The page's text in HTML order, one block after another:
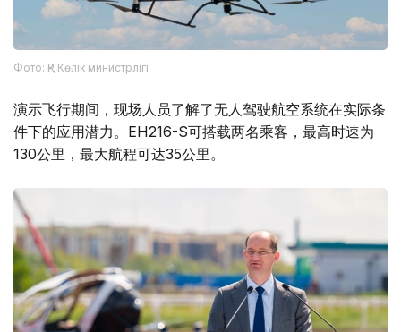
Фото: ҚР Көлік министрлігі
演示飞行期间，现场人员了解了无人驾驶航空系统在实际条
件下的应用潜力。EH216-S可搭载两名乘客，最高时速为
130公里，最大航程可达35公里。